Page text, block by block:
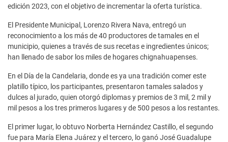
edición 2023, con el objetivo de incrementar la oferta turística.
El Presidente Municipal, Lorenzo Rivera Nava, entregó un
reconocimiento a los más de 40 productores de tamales en el
municipio, quienes a través de sus recetas e ingredientes únicos;
han llenado de sabor los miles de hogares chignahuapenses.
En el Día de la Candelaria, donde es ya una tradición comer este
platillo típico, los participantes, presentaron tamales salados y
dulces al jurado, quien otorgó diplomas y premios de 3 mil, 2 mil y
mil pesos a los tres primeros lugares y de 500 pesos a los restantes.
El primer lugar, lo obtuvo Norberta Hernández Castillo, el segundo
fue para María Elena Juárez y el tercero, lo ganó José Guadalupe